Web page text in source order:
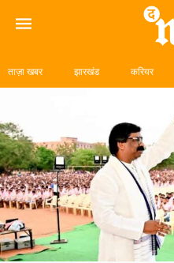
ताज़ा खबर झारखंड करियर